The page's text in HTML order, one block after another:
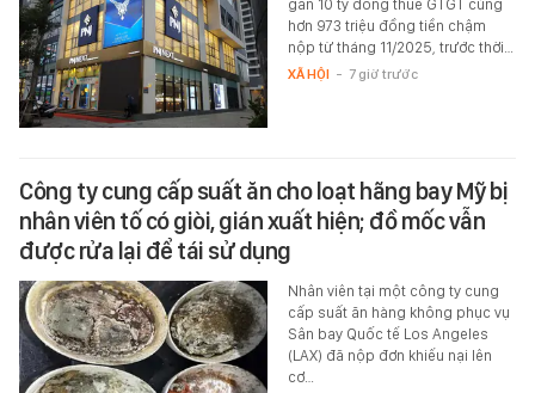
gần 10 tỷ đồng thuế GTGT cùng
hơn 973 triệu đồng tiền chậm
nộp từ tháng 11/2025, trước thời…
XÃ HỘI - 7 giờ trước
Công ty cung cấp suất ăn cho loạt hãng bay Mỹ bị
nhân viên tố có giòi, gián xuất hiện; đồ mốc vẫn
được rửa lại để tái sử dụng
Nhân viên tại một công ty cung
cấp suất ăn hàng không phục vụ
Sân bay Quốc tế Los Angeles
(LAX) đã nộp đơn khiếu nại lên
cơ…